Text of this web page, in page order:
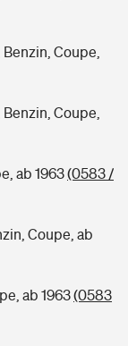
Benzin, Coupe,
Benzin, Coupe,
ab 1963(0583 /
Coupe, ab
ab 1963(0583